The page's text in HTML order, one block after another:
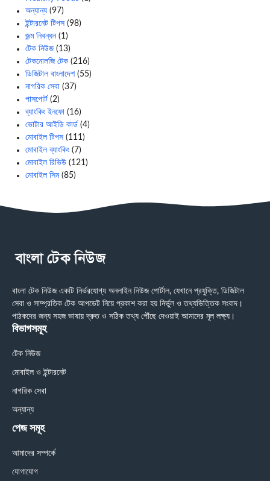
অন্যান্য (97)
ইন্টারনেট টিপস (98)
জন্ম নিবন্ধন(1)
টেক নিউজ(13)
টেকনোলজি টেক (216)
ডিজিটাল বাংলাদেশ(55)
নাগরিক সেবা (37)
পাসপোর্ট (2)
ব্যাংকিং ইনফো (16)
ভোটার আইডি কার্ড (4)
মোবাইল টিপস (111)
মোবাইল ব্যাংকিং (7)
মোবাইল রিভিউ (121)
মোবাইল সিম(85)
বাংলা টেক নিউজ একটি নির্ভরযোগ্য অনলাইন নিউজ পোর্টাল, যেখানে প্রযুক্তি, ডিজিটাল
সেবা ও সাম্প্রতিক টেক আপডেট নিয়ে প্রকাশ করা হয় নির্ভুল ও তথ্যভিত্তিক সংবাদ।
পাঠকদের জন্য সহজ ভাষায় দ্রুত ও সঠিক তথ্য পৌঁছে দেওয়াই আমাদের মূল লক্ষ্য।
বিভাগসমূহ
টেক নিউজ
মোবাইল ও ইন্টারনেট
নাগরিক সেবা
অন্যান্য
পেজ সমূহ
আমাদের সম্পর্কে
যোগাযোগ